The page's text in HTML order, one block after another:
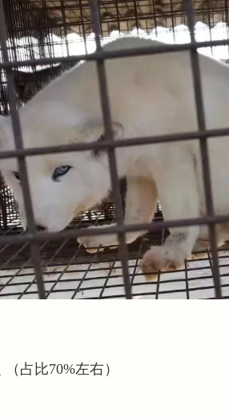
（占比70%左右）